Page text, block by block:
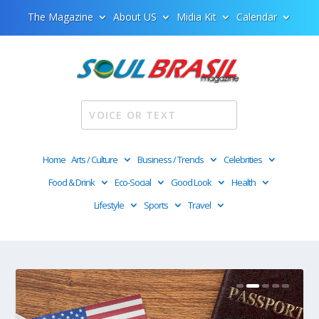
The Magazine About US Midia Kit Calendar
Home Arts / Culture Business / Trends
Celebrities
Food & Drink
Eco-Social Good Look
Health
Lifestyle
Sports Travel